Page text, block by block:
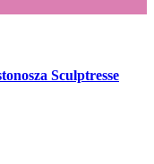
Sculptresse